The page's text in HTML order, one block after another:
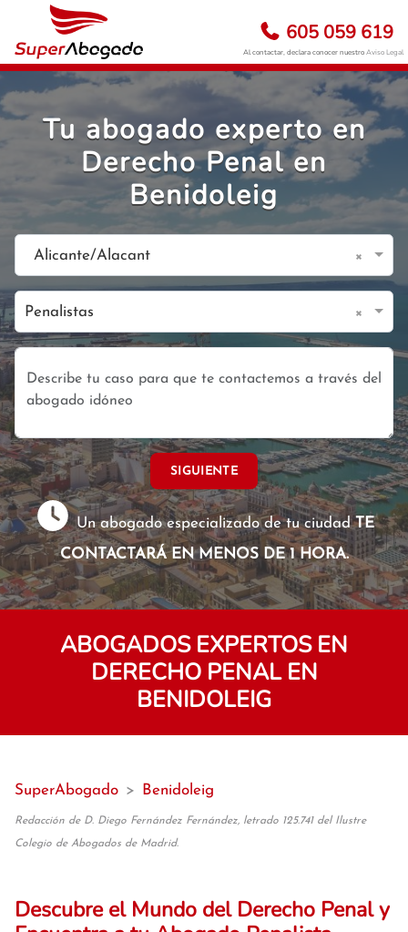
605 059 619
Al contactar, declara conocer nuestroAviso Legal
Tu abogado experto en
Derecho Penal en
Benidoleig
Alicante/Alacant ×
Penalistas ×
SIGUIENTE
Un abogado especializado de tu ciudadTE
CONTACTARÁ EN MENOS DE 1 HORA.
ABOGADOS EXPERTOS EN
DERECHO PENAL EN
BENIDOLEIG
SuperAbogado > Benidoleig
Redacción de D. Diego Fernández Fernández, letrado 125.741 del Ilustre
Colegio de Abogados de Madrid.
Descubre el Mundo del Derecho Penal y